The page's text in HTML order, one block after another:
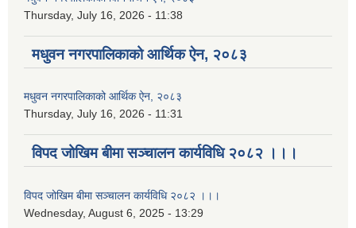
Thursday, July 16, 2026 - 11:38
मधुवन नगरपालिकाको आर्थिक ऐन, २०८३
मधुवन नगरपालिकाको आर्थिक ऐन, २०८३
Thursday, July 16, 2026 - 11:31
विपद जोखिम बीमा सञ्चालन कार्यविधि २०८२ ।।।
विपद जोखिम बीमा सञ्चालन कार्यविधि २०८२ ।।।
Wednesday, August 6, 2025 - 13:29